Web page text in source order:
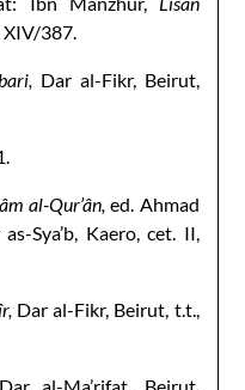
XIV/387.
Dar al-Fikr, Beirut,
al-Qur’ân,ed. Ahmad
Sya’b, Kaero, cet. II,
Dar al-Fikr, Beirut, t.t.,